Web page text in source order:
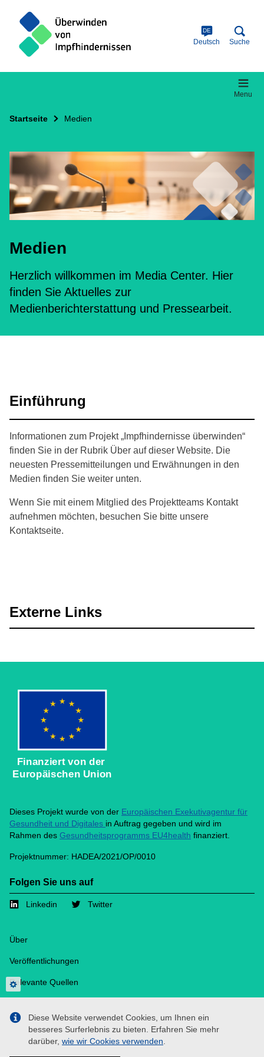
content
DE
Deutsch Suche
Menu
Startseite Medien
Medien
Herzlich willkommen im Media Center. Hier
finden Sie Aktuelles zur
Medienberichterstattung und Pressearbeit.
Einführung
Informationen zum Projekt „Impfhindernisse überwinden“
finden Sie in der Rubrik Über auf dieser Website. Die
neuesten Pressemitteilungen und Erwähnungen in den
Medien finden Sie weiter unten.
Wenn Sie mit einem Mitglied des Projektteams Kontakt
aufnehmen möchten, besuchen Sie bitte unsere
Kontaktseite.
Externe Links
Finanziert von der
Europäischen Union
Dieses Projekt wurde von der Europäischen Exekutivagentur für
Gesundheit und Digitales in Auftrag gegeben und wird im
Rahmen des Gesundheitsprogramms EU4health finanziert.
Projektnummer: HADEA/2021/OP/0010
Folgen Sie uns auf
Linkedin Twitter
Footer
Über
Veröffentlichungen
Relevante Quellen
Cookies
Kontakt
Datenschutzeinstellungen
Diese Website verwendet Cookies, um Ihnen ein
besseres Surferlebnis zu bieten. Erfahren Sie mehr
darüber, wie wir Cookies verwenden